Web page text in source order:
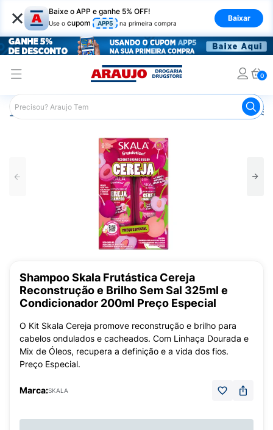
× Baixe o APP e ganhe 5% OFF!
Use o cupom APP5 na primeira compra
Baixar
0
Araujo Cabelo Cabelos Cacheados
Shampoo Skala Frutástica Cereja
Reconstrução e Brilho Sem Sal 325ml e
Condicionador 200ml Preço Especial
O Kit Skala Cereja promove reconstrução e brilho para
cabelos ondulados e cacheados. Com Linhaça Dourada e
Mix de Óleos, recupera a definição e a vida dos fios.
Preço Especial.
Marca:SKALA